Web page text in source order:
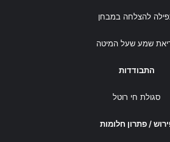
לכם על האמון, על
הדרך המשותפת
להצלחה במבחן
שמע שעל המיטה
התבודדות
סגולת חי רוטל
/ פתרון חלומות